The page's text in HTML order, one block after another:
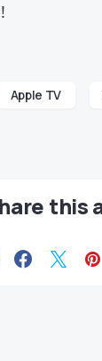
Apple TV
this